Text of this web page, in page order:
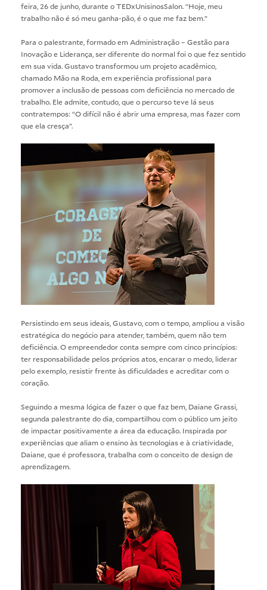
feira, 26 de junho, durante o TEDxUnisinosSalon. “Hoje, meu
trabalho não é só meu ganha-pão, é o que me faz bem.”
Para o palestrante, formado em Administração – Gestão para
Inovação e Liderança , ser diferente do normal foi o que fez sentido
em sua vida. Gustavo transformou um projeto acadêmico,
chamado Mão na Roda, em experiência profissional para
promover a inclusão de pessoas com deficiência no mercado de
trabalho. Ele admite, contudo, que o percurso teve lá seus
contratempos: “O difícil não é abrir uma empresa, mas fazer com
que ela cresça”.
Persistindo em seus ideais, Gustavo, com o tempo, ampliou a visão
estratégica do negócio para atender, também, quem não tem
deficiência. O empreendedor conta sempre com cinco princípios:
ter responsabilidade pelos próprios atos, encarar o medo, liderar
pelo exemplo, resistir frente às dificuldades e acreditar com o
coração.
Seguindo a mesma lógica de fazer o que faz bem, Daiane Grassi
segunda palestrante do dia, compartilhou com o público um jeito
de impactar positivamente a área da educação. Inspirada por
experiências que aliam o ensino às tecnologias e à criatividade,
Daiane, que é professora, trabalha com o conceito de design de
aprendizagem.